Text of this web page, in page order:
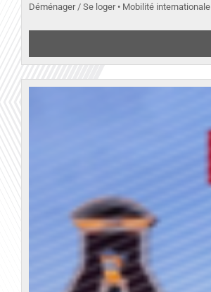
Déménager / Se loger • Mobilité internationale